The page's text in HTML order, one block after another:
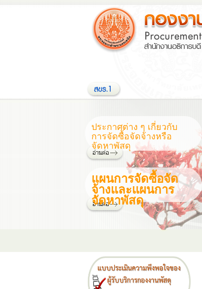
ประกาศต่าง ๆ เกี่ยวกับ
การจัดซื้อจัดจ้างหรือ
จัดหาพัสดุ
แผนการจัดซื้อจัด
จ้างและแผนการ
จัดหาพัสดุ